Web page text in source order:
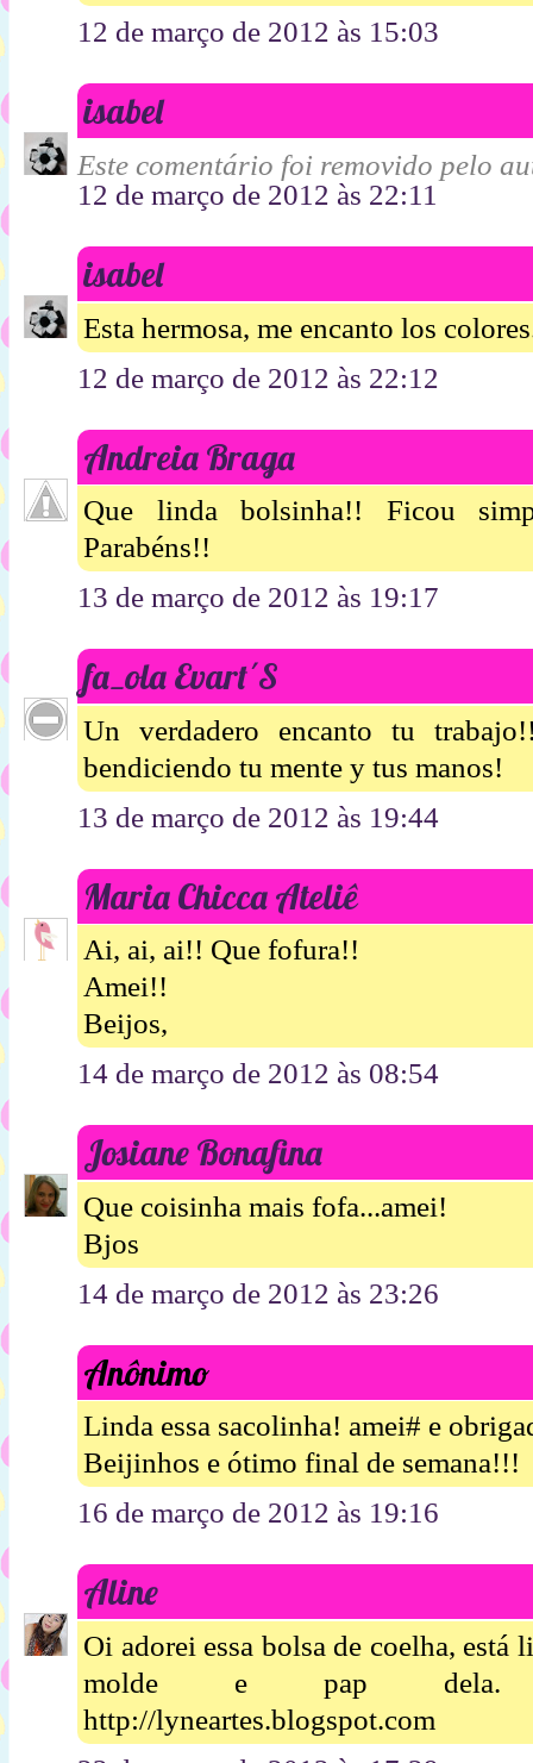
12 de março de 2012 às 15:03
isabel
Este comentário foi removido pelo
12 de março de 2012 às 22:11
isabel
Esta hermosa, me encanto los
12 de março de 2012 às 22:12
Andreia Braga
Que linda bolsinha!! Ficou
Parabéns!!
13 de março de 2012 às 19:17
fa_ola Evart´S
Un verdadero encanto tu
bendiciendo tu mente y tus manos!
13 de março de 2012 às 19:44
Maria Chicca Ateliê
Ai, ai, ai!! Que fofura!!
Amei!!
Beijos,
14 de março de 2012 às 08:54
Josiane Bonafina
Que coisinha mais fofa...amei!
Bjos
14 de março de 2012 às 23:26
Anônimo
Linda essa sacolinha! amei# e
Beijinhos e ótimo final de semana!!!
16 de março de 2012 às 19:16
Aline
Oi adorei essa bolsa de coelha,
molde e pap dela.
http://lyneartes.blogspot.com